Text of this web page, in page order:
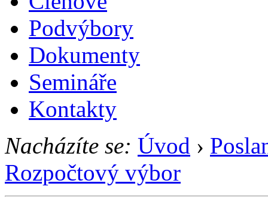
Podvýbory
Dokumenty
Semináře
Kontakty
Nacházíte se: Úvod ›
Rozpočtový výbor